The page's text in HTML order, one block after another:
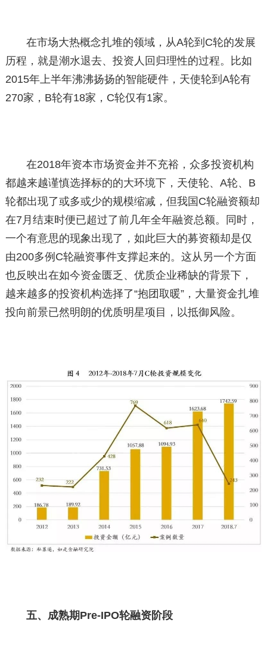
在市场大热概念扎堆的领域，从A轮到C轮的发展
历程，就是潮水退去、投资人回归理性的过程。比如
2015年上半年沸沸扬扬的智能硬件，天使轮到A轮有
270家，B轮有18家，C轮仅有1家。
在2018年资本市场资金并不充裕，众多投资机构
都越来越谨慎选择标的的大环境下，天使轮、A轮、B
轮都出现了或多或少的规模缩减，但我国C轮融资额却
在7月结束时便已超过了前几年全年融资总额。同时，
一个有意思的现象出现了，如此巨大的募资额却是仅
由200多例C轮融资事件支撑起来的。这从另一个方面
也反映出在如今资金匮乏、优质企业稀缺的背景下，
越来越多的投资机构选择了“抱团取暖”，大量资金扎堆
投向前景已然明朗的优质明星项目，以抵御风险。
五、成熟期Pre-IPO轮融资阶段